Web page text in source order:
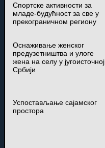
Спортске активности за
младе-будућност за све у
прекограничном региону
Оснаживање женског
предузетништва и улоге
жена на селу у југоисточној
Србији
Успостављање сајамског
простора